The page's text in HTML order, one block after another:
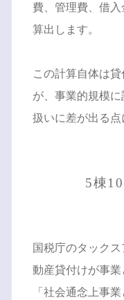
費、管理費、借
算出します。
この計算自体は
が、事業的規模
扱いに差が出る点
5棟
国税庁のタック
動産貸付けが事
「社会通念上事